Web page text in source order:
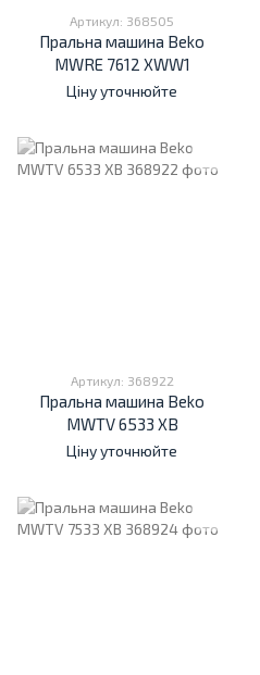
Артикул: 368505
Пральна машина Beko
MWRE 7612 XWW1
Ціну уточнюйте
Артикул: 368922
Пральна машина Beko
MWTV 6533 XB
Ціну уточнюйте